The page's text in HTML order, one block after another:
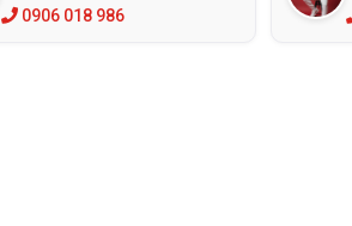
0906 018 986